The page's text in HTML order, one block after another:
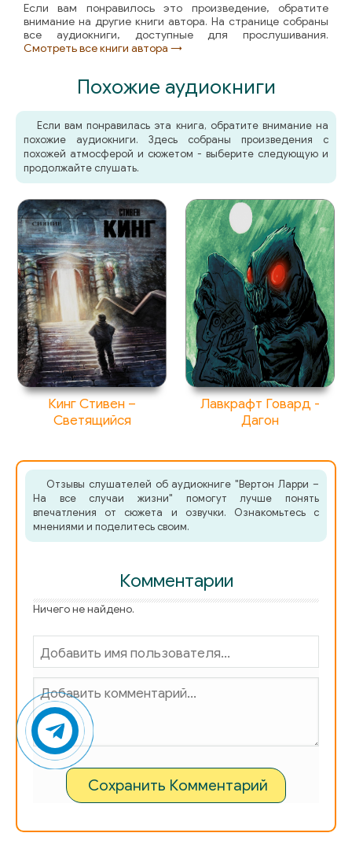
Если вам понравилось это произведение, обратите
внимание на другие книги автора. На странице собраны
все аудиокниги, доступные для прослушивания.
Смотреть все книги автора →
Похожие аудиокниги
Если вам понравилась эта книга, обратите внимание на
похожие аудиокниги. Здесь собраны произведения с
похожей атмосферой и сюжетом - выберите следующую и
продолжайте слушать.
Кинг Стивен –
Светящийся
Лавкрафт Говард -
Дагон
Отзывы слушателей об аудиокниге "Вертон Ларри –
На все случаи жизни" помогут лучше понять
впечатления от сюжета и озвучки. Ознакомьтесь с
мнениями и поделитесь своим.
Комментарии
Ничего не найдено.
Сохранить Комментарий